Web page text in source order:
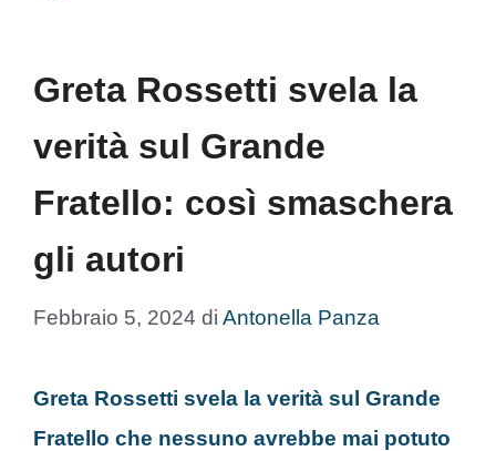
Greta Rossetti svela la
verità sul Grande
Fratello: così smaschera
gli autori
Febbraio 5, 2024 di Antonella Panza
Greta Rossetti svela la verità sul Grande
Fratello che nessuno avrebbe mai potuto